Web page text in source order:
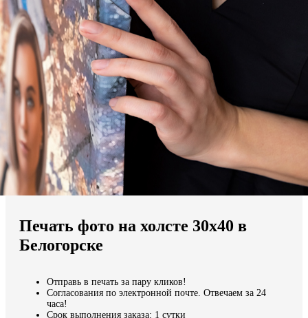
Выберите из списка:
Мы доставляем по всему миру
Продолжить без города
Печать фото на холсте 30х40 в
Белогорске
Отправь в печать за пару кликов!
Согласования по электронной почте. Отвечаем за 24
часа!
Срок выполнения заказа: 1 сутки